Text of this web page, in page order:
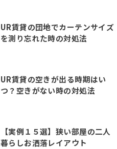
UR賃貸の団地でカーテンサイズ
を測り忘れた時の対処法
UR賃貸の空きが出る時期はい
つ？空きがない時の対処法
【実例１５選】狭い部屋の二人
暮らしお洒落レイアウト